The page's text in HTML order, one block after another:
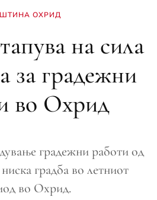
ОХРИД
на сила
за градежни
во Охрид
градежни работи од
градба во летниот
во Охрид.